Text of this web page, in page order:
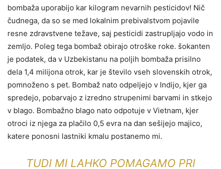
bombaža uporabijo kar kilogram nevarnih pesticidov! Nič
čudnega, da so se med lokalnim prebivalstvom pojavile
resne zdravstvene težave, saj pesticidi zastrupljajo vodo in
zemljo. Poleg tega bombaž obirajo otroške roke. šokanten
je podatek, da v Uzbekistanu na poljih bombaža prisilno
dela 1,4 milijona otrok, kar je število vseh slovenskih otrok,
pomnoženo s pet. Bombaž nato odpeljejo v Indijo, kjer ga
spredejo, pobarvajo z izredno strupenimi barvami in stkejo
v blago. Bombažno blago nato odpotuje v Vietnam, kjer
otroci iz njega za plačilo 0,5 evra na dan sešijejo majico,
katere ponosni lastniki kmalu postanemo mi.
TUDI MI LAHKO POMAGAMO PRI